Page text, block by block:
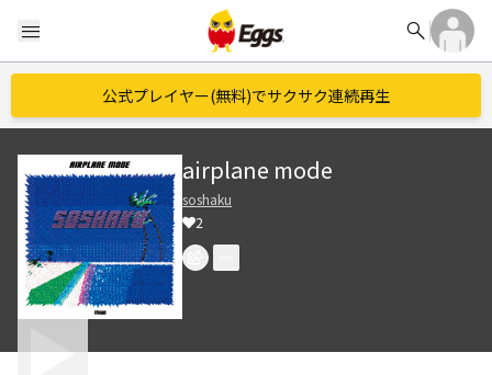
menu search
公式プレイヤー(無料)でサクサク連続再生
airplane mode
soshaku
2